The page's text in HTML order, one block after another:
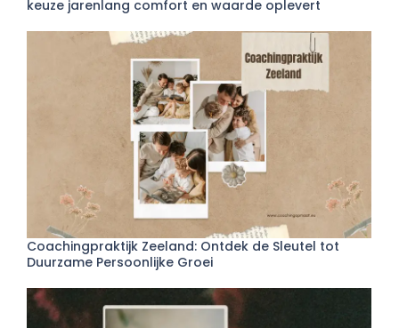
keuze jarenlang comfort en waarde oplevert
Coachingpraktijk Zeeland: Ontdek de Sleutel tot
Duurzame Persoonlijke Groei